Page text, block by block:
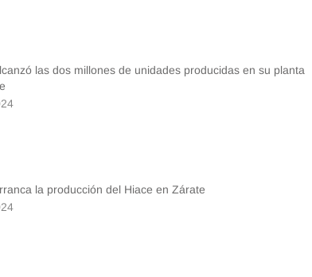
las dos millones de unidades producidas en su planta
la producción del Hiace en Zárate